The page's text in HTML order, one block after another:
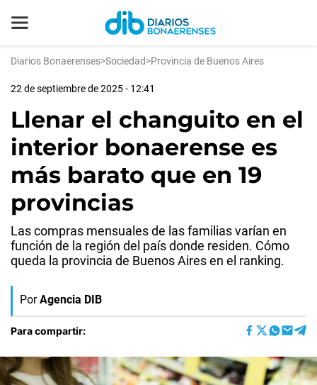
Diarios Bonaerenses>Sociedad>Provincia de Buenos Aires
22 de septiembre de 2025 - 12:41
Llenar el changuito en el
interior bonaerense es
más barato que en 19
provincias
Las compras mensuales de las familias varían en
función de la región del país donde residen. Cómo
queda la provincia de Buenos Aires en el ranking.
Por Agencia DIB
Para compartir: